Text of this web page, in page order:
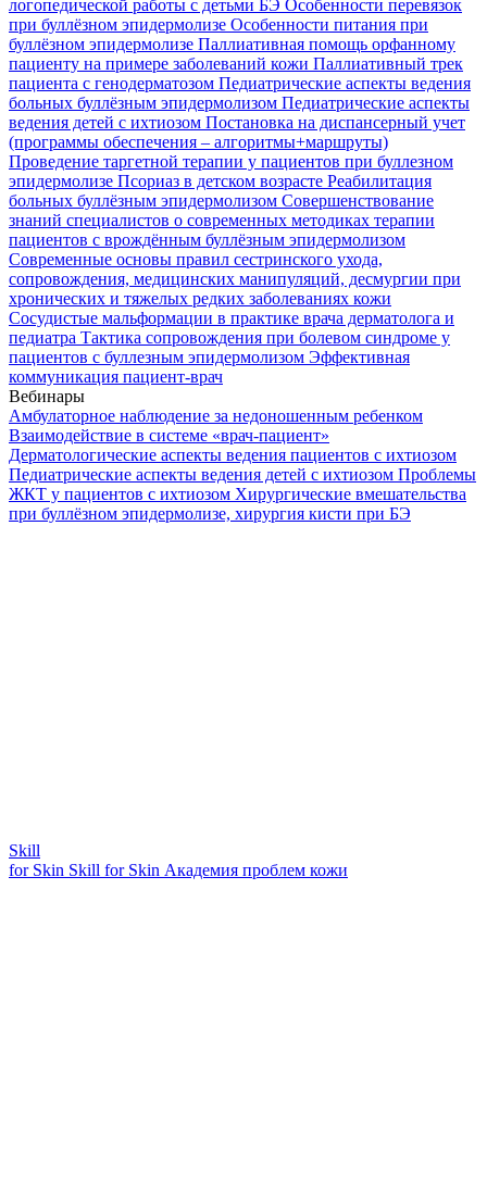
логопедической работы с детьми БЭ Особенности перевязок
при буллёзном эпидермолизе Особенности питания при
буллёзном эпидермолизе Паллиативная помощь орфанному
пациенту на примере заболеваний кожи Паллиативный трек
пациента с генодерматозом Педиатрические аспекты ведения
больных буллёзным эпидермолизом Педиатрические аспекты
ведения детей с ихтиозом Постановка на диспансерный учет
(программы обеспечения – алгоритмы+маршруты)
Проведение таргетной терапии у пациентов при буллезном
эпидермолизе Псориаз в детском возрасте Реабилитация
больных буллёзным эпидермолизом Совершенствование
знаний специалистов о современных методиках терапии
пациентов с врождённым буллёзным эпидермолизом
Современные основы правил сестринского ухода,
сопровождения, медицинских манипуляций, десмургии при
хронических и тяжелых редких заболеваниях кожи
Сосудистые мальформации в практике врача дерматолога и
педиатра Тактика сопровождения при болевом синдроме у
пациентов с буллезным эпидермолизом Эффективная
коммуникация пациент-врач
Вебинары
Амбулаторное наблюдение за недоношенным ребенком
Взаимодействие в системе «врач-пациент»
Дерматологические аспекты ведения пациентов с ихтиозом
Педиатрические аспекты ведения детей с ихтиозом Проблемы
ЖКТ у пациентов с ихтиозом Хирургические вмешательства
при буллёзном эпидермолизе, хирургия кисти при БЭ
Skill
for Skin Skill for Skin Академия проблем кожи